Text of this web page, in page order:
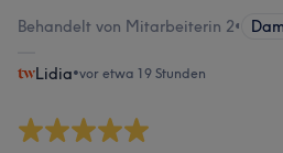
Behandelt von Mitarbeiterin 2•
Lidia•vor etwa 19 Stunden